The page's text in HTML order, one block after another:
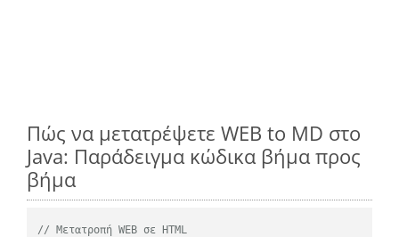
Πώς να μετατρέψετε WEB to MD στο
Java: Παράδειγμα κώδικα βήμα προς
βήμα
// Μετατροπή WEB σε HTML